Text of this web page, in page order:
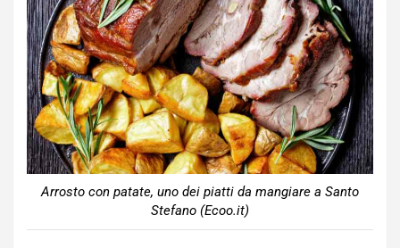
Arrosto con patate, uno dei piatti da mangiare a Santo
Stefano (Ecoo.it)